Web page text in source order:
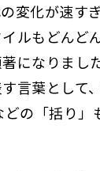
変化が速すぎ
ルもどんど
になりまし
言葉として
の「括り」